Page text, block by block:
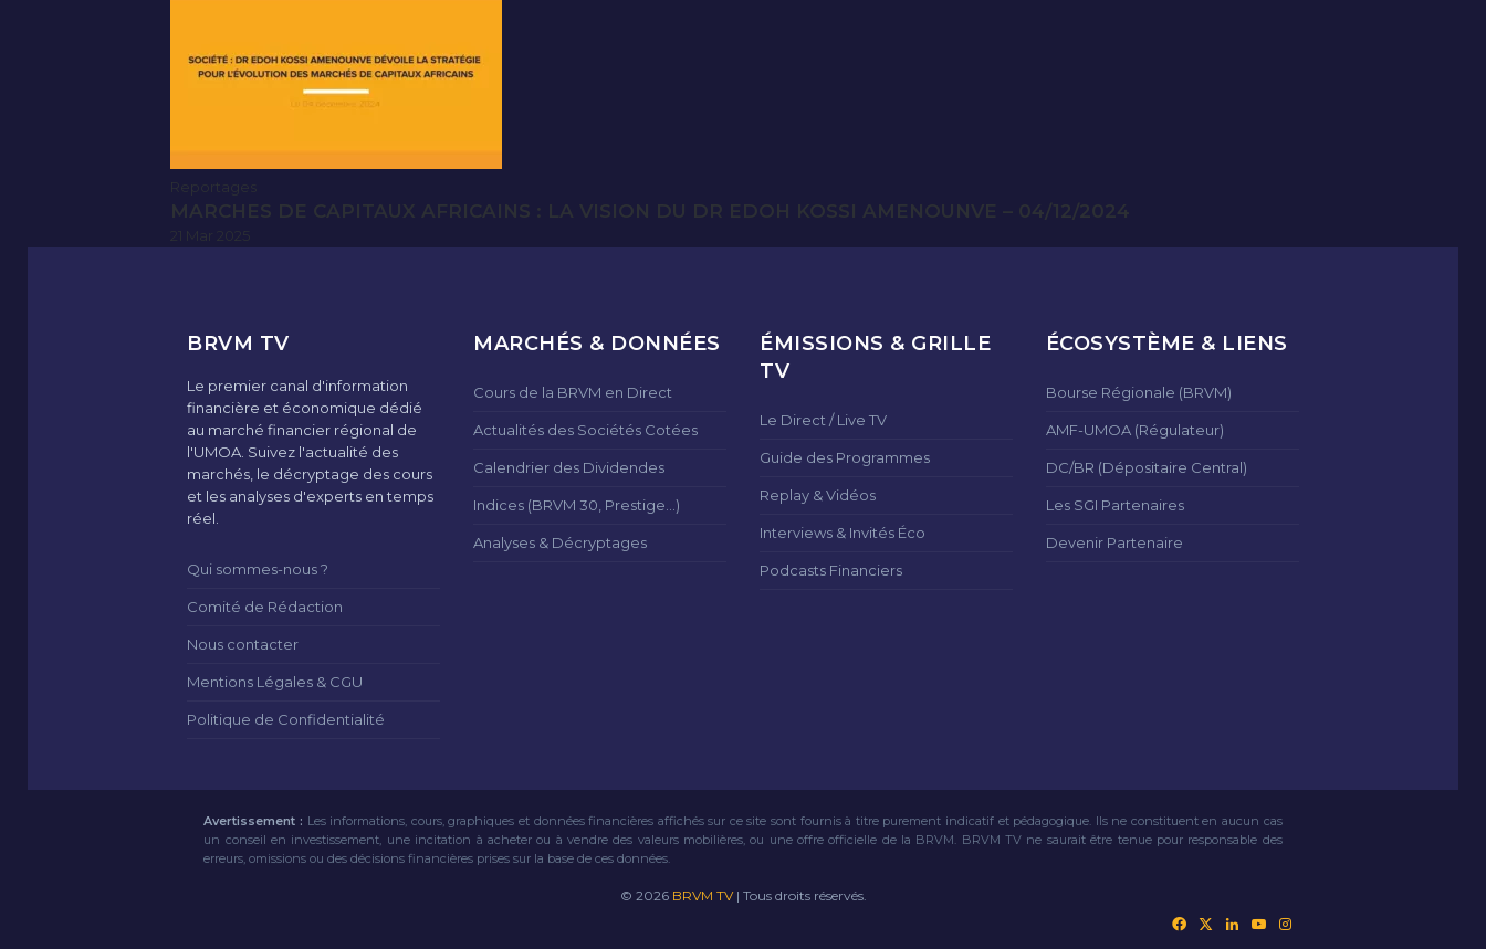
MARCHES DE CAPITAUX AFRICAINS : LA VISION DU DR EDOH KOSSI AMENOUNVE – 04/12/2024
BRVM TV
Le premier canal d'information
financière et économique dédié
au marché financier régional de
l'UMOA. Suivez l'actualité des
marchés, le décryptage des cours
et les analyses d'experts en temps
réel.
Qui sommes-nous ?
Comité de Rédaction
Nous contacter
Mentions Légales & CGU
Politique de Confidentialité
MARCHÉS & DONNÉES
Cours de la BRVM en Direct
Actualités des Sociétés Cotées
Calendrier des Dividendes
Indices (BRVM 30, Prestige...)
Analyses & Décryptages
ÉMISSIONS & GRILLE
TV
Le Direct / Live TV
Guide des Programmes
Replay & Vidéos
Interviews & Invités Éco
Podcasts Financiers
ÉCOSYSTÈME & LIENS
Bourse Régionale (BRVM)
AMF-UMOA (Régulateur)
DC/BR (Dépositaire Central)
Les SGI Partenaires
Devenir Partenaire
Avertissement : Les informations, cours, graphiques et données financières affichés sur ce site sont fournis à titre purement indicatif et pédagogique. Ils ne constituent en aucun cas
un conseil en investissement, une incitation à acheter ou à vendre des valeurs mobilières, ou une offre officielle de la BRVM. BRVM TV ne saurait être tenue pour responsable des
erreurs, omissions ou des décisions financières prises sur la base de ces données.
© 2026 BRVM TV| Tous droits réservés.
FacebookLinkedinYouTube